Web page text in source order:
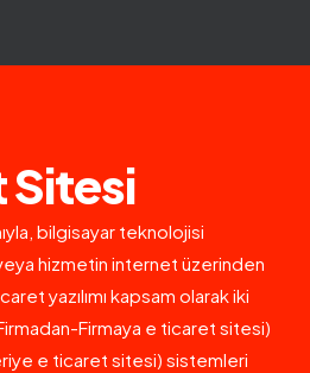
Sitesi
bilgisayar teknolojisi
hizmetin internet üzerinden
yazılımı kapsam olarak iki
Firmaya e ticaret sitesi)
e ticaret sitesi) sistemleri